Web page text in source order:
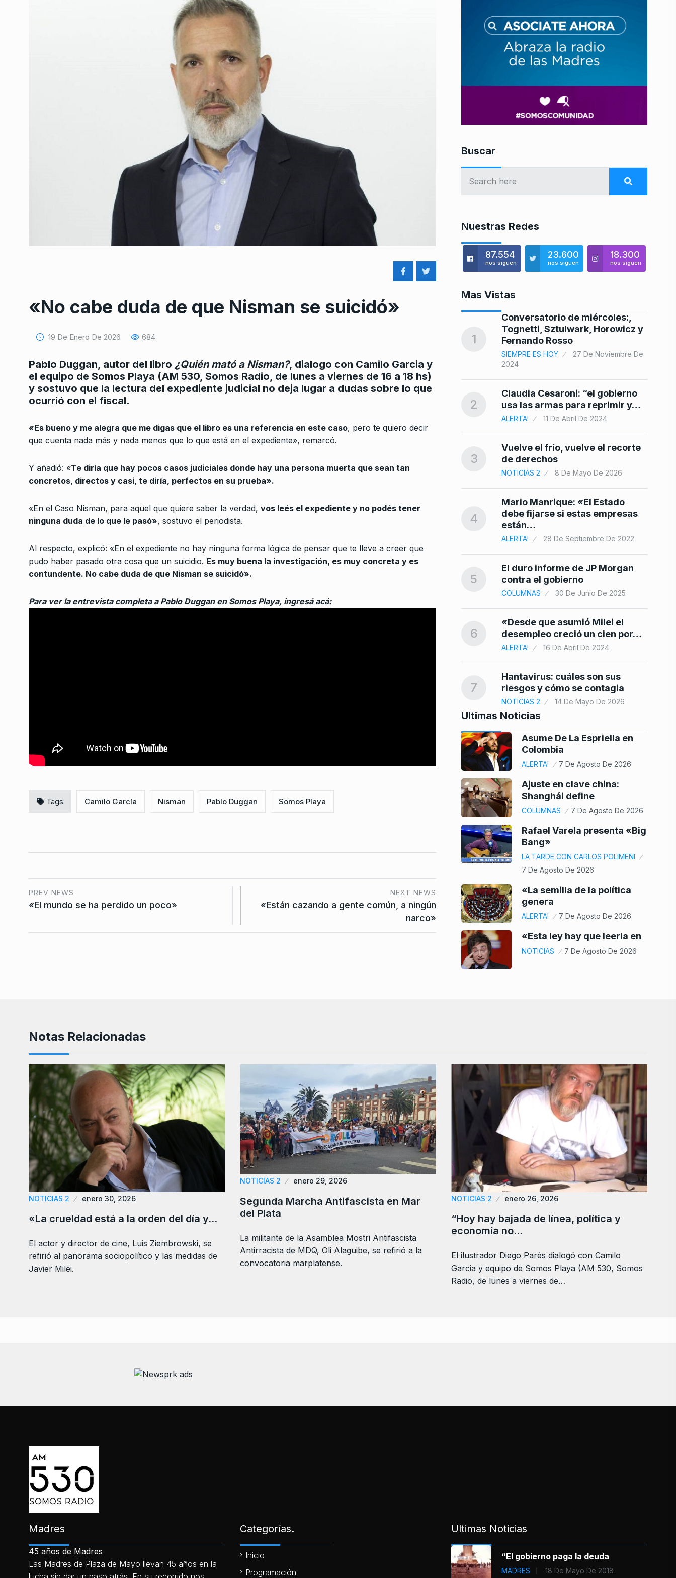
«No cabe duda de que Nisman se suicidó»
19 De Enero De 2026 684
Pablo Duggan, autor del libro ¿Quién mató a Nisman?, dialogo con Camilo Garcia y
el equipo de Somos Playa (AM 530, Somos Radio, de lunes a viernes de 16 a 18 hs)
y sostuvo que la lectura del expediente judicial no deja lugar a dudas sobre lo que
ocurrió con el fiscal.
«Es bueno y me alegra que me digas que el libro es una referencia en este caso, pero te quiero decir
que cuenta nada más y nada menos que lo que está en el expediente», remarcó.
Y añadió: «Te diría que hay pocos casos judiciales donde hay una persona muerta que sean tan
concretos, directos y casi, te diría, perfectos en su prueba».
«En el Caso Nisman, para aquel que quiere saber la verdad, vos leés el expediente y no podés tener
ninguna duda de lo que le pasó», sostuvo el periodista.
Al respecto, explicó: «En el expediente no hay ninguna forma lógica de pensar que te lleve a creer que
pudo haber pasado otra cosa que un suicidio. Es muy buena la investigación, es muy concreta y es
contundente. No cabe duda de que Nisman se suicidó».
Para ver la entrevista completa a Pablo Duggan en Somos Playa, ingresá acá:
Tags Camilo García Nisman Pablo Duggan Somos Playa
PREV NEWS
«El mundo se ha perdido un poco»
NEXT NEWS
«Están cazando a gente común, a ningún
narco»
Buscar
Nuestras Redes
87.554
nos siguen
23.600
nos siguen
18.300
nos siguen
Mas Vistas
1
Conversatorio de miércoles:,
Fernando Rosso
2024
2
Claudia Cesaroni: “el gobierno
Vuelve el frío, vuelve el recorte
NOTICIAS 2 8 De Mayo De 2026
4
debe fijarse si estas empresas
están…
5
El duro informe de JP Morgan
contra el gobierno
9
«Estamos viviendo una
cronología de horror»
2 De Julio De
10
«Télam es el corazón del
1
Conversatorio de miércoles:,
Tognetti, Sztulwark, Horowicz y
Fernando Rosso
SIEMPRE ES HOY
27 De Noviembre De
2024
2
Claudia Cesaroni: “el gobierno
usa las armas para reprimir y…
ALERTA! 11 De Abril De 2024
3
Vuelve el frío, vuelve el recorte
de derechos
NOTICIAS 2 8 De Mayo De 2026
4
Mario Manrique: «El Estado
debe fijarse si estas empresas
están…
ALERTA! 28 De Septiembre De 2022
5
El duro informe de JP Morgan
contra el gobierno
COLUMNAS 30 De Junio De 2025
6
«Desde que asumió Milei el
desempleo creció un cien por…
ALERTA! 16 De Abril De 2024
7
Hantavirus: cuáles son sus
riesgos y cómo se contagia
NOTICIAS 2 14 De Mayo De 2026
Ultimas Noticias
Asume De La Espriella en
Colombia
ALERTA! 7 De Agosto De 2026
Ajuste en clave china:
Shanghái define
COLUMNAS 7 De Agosto De 2026
Rafael Varela presenta «Big
Bang»
LA TARDE CON CARLOS POLIMENI
7 De Agosto De 2026
«La semilla de la política
genera
ALERTA! 7 De Agosto De 2026
«Esta ley hay que leerla en
NOTICIAS 7 De Agosto De 2026
Notas Relacionadas
NOTICIAS 2 enero 30, 2026
«La crueldad está a la orden del día y…
El actor y director de cine, Luis Ziembrowski, se
refirió al panorama sociopolítico y las medidas de
Javier Milei.
NOTICIAS 2 enero 29, 2026
Segunda Marcha Antifascista en Mar
del Plata
La militante de la Asamblea Mostri Antifascista
Antirracista de MDQ, Oli Alaguibe, se refirió a la
convocatoria marplatense.
NOTICIAS 2 enero 26, 2026
“Hoy hay bajada de línea, política y
economía no…
El ilustrador Diego Parés dialogó con Camilo
Garcia y equipo de Somos Playa (AM 530, Somos
Radio, de lunes a viernes de…
Madres
45 años de Madres
Las Madres de Plaza de Mayo llevan 45 años en la
Categorías.
Inicio
Programación
Ultimas Noticias
“El gobierno paga la deuda
MADRES 18 De Mayo De 2018